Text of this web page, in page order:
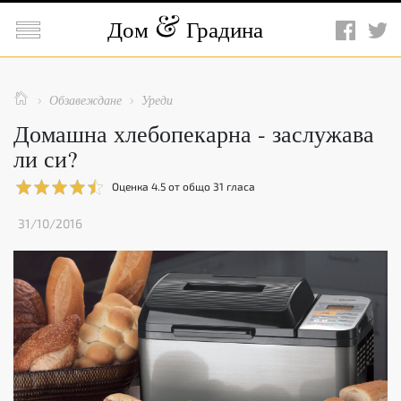
 Дом Градина
  Обзавеждане  Уреди
Домашна хлебопекарна - заслужава
ли си?
Оценка 4.5 от общо 31 гласа
31/10/2016